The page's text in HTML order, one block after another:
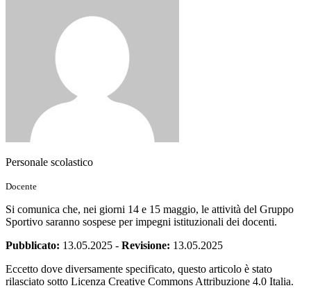
Personale scolastico
Docente
Si comunica che, nei giorni 14 e 15 maggio, le attività del Gruppo
Sportivo saranno sospese per impegni istituzionali dei docenti.
Pubblicato: 13.05.2025 - Revisione: 13.05.2025
Eccetto dove diversamente specificato, questo articolo è stato
rilasciato sotto Licenza Creative Commons Attribuzione 4.0 Italia.